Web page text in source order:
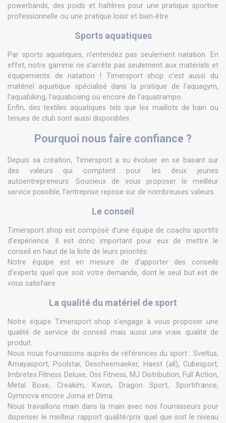
powerbands, des poids et haltères pour une pratique sportive
professionnelle ou une pratique loisir et bien-être.
Sports aquatiques
Par sports aquatiques, n’entendez pas seulement natation. En
effet, notre gamme ne s’arrête pas seulement aux matériels et
équipements de natation ! Timersport shop c’est aussi du
matériel aquatique spécialisé dans la pratique de l’aquagym,
l’aquabiking, l’aquaboxing ou encore de l’aquatrampo.
Enfin, des textiles aquatiques tels que les maillots de bain ou
tenues de club sont aussi disponibles.
Pourquoi nous faire confiance ?
Depuis sa création, Timersport a su évoluer en se basant sur
des valeurs qui comptent pour les deux jeunes
autoentrepreneurs. Soucieux de vous proposer le meilleur
service possible, l’entreprise repose sur de nombreuses valeurs.
Le conseil
Timersport shop est composé d’une équipe de coachs sportifs
d’expérience. Il est donc important pour eux de mettre le
conseil en haut de la liste de leurs priorités.
Notre équipe est en mesure de d’apporter des conseils
d’experts quel que soit votre demande, dont le seul but est de
vous satisfaire.
La qualité du matériel de sport
Notre équipe Timersport shop s’engage à vous proposer une
qualité de service de conseil mais aussi une vraie qualité de
produit.
Nous nous fournissons auprès de références du sport : Sveltus,
Amayasport, Poolstar, Descheemaeker, Haest (all), Cubesport,
Imbretex Fitness Deluxe, Oss Fitness, MJ Distribution, Full Action,
Metal Boxe, Creakim, Kwon, Dragon Sport, Sportifrance,
Gymnova encore Joma et Dima.
Nous travaillons main dans la main avec nos fournisseurs pour
dispenser le meilleur rapport qualité/prix quel que soit le niveau